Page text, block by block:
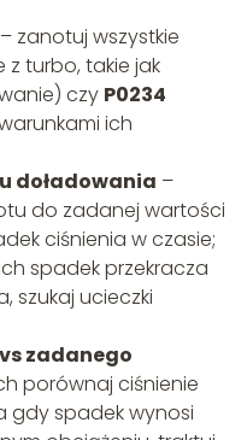
zanotuj wszystkie
z turbo, takie jak
czy P0234
ich
doładowania –
do zadanej wartości
ciśnienia w czasie;
spadek przekracza
szukaj ucieczki
zadanego
porównaj ciśnienie
gdy spadek wynosi